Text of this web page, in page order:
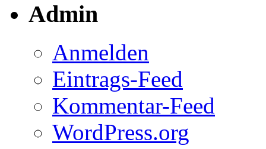
Admin
Anmelden
Eintrags-Feed
Kommentar-Feed
WordPress.org